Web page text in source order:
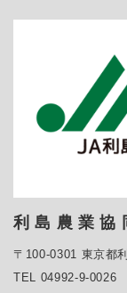
利 島 農 業 協
〒100-0301 東京都
TEL 04992-9-0026